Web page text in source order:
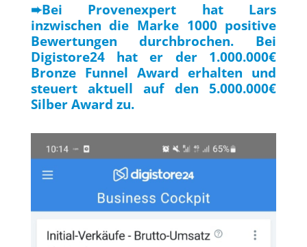
➨Bei Provenexpert hat Lars
inzwischen die Marke 1000 positive
Bewertungen durchbrochen. Bei
Digistore24 hat er der 1.000.000€
Bronze Funnel Award erhalten und
steuert aktuell auf den 5.000.000€
Silber Award zu.